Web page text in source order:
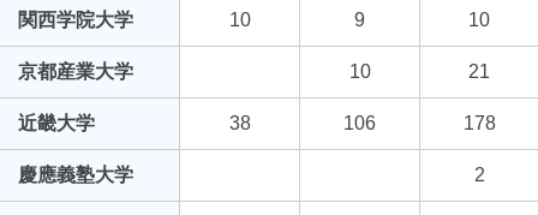
関西学院大学 10 9 10
京都産業大学 10 21
近畿大学 38 106 178
慶應義塾大学 2